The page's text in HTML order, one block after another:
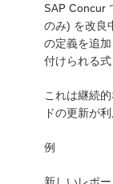
SAP Concur
のみ) を改良
の定義を追
付けられる式
これは継続
ドの更新が
例
新しいレポ